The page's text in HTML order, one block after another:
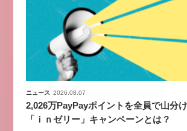
ニュース 2026.08.07
2,026万PayPayポイントを全員で山分
「ｉｎゼリー」キャンペーンとは？